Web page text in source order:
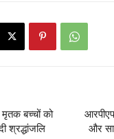
बच्चों को
श्रद्धांजलि
और